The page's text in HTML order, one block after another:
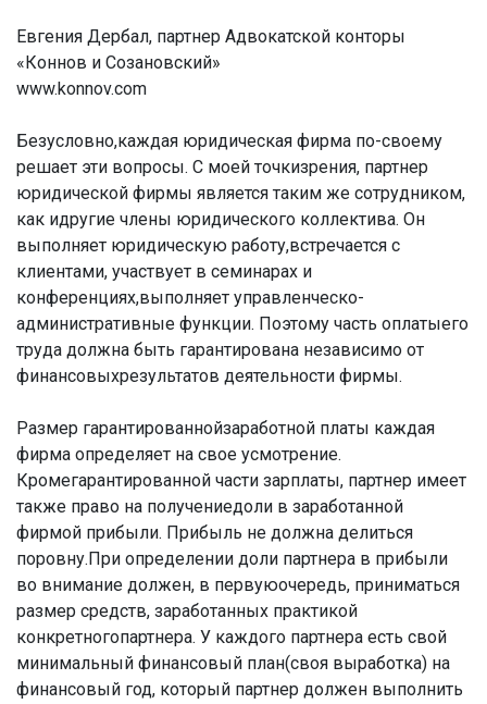
Евгения Дербал, партнер Адвокатской конторы
«Коннов и Созановский»
www.konnov.com
Безусловно,каждая юридическая фирма по-своему
решает эти вопросы. С моей точкизрения, партнер
юридической фирмы является таким же сотрудником,
как идругие члены юридического коллектива. Он
выполняет юридическую работу,встречается с
клиентами, участвует в семинарах и
конференциях,выполняет управленческо-
административные функции. Поэтому часть оплатыего
труда должна быть гарантирована независимо от
финансовыхрезультатов деятельности фирмы.
Размер гарантированнойзаработной платы каждая
фирма определяет на свое усмотрение.
Кромегарантированной части зарплаты, партнер имеет
также право на получениедоли в заработанной
фирмой прибыли. Прибыль не должна делиться
поровну.При определении доли партнера в прибыли
во внимание должен, в первуюочередь, приниматься
размер средств, заработанных практикой
конкретногопартнера. У каждого партнера есть свой
минимальный финансовый план(своя выработка) на
финансовый год, который партнер должен выполнить